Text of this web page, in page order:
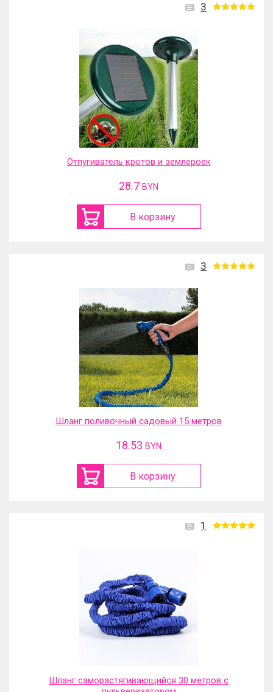
3
Отпугиватель кротов и землероек
28.7 BYN
В корзину
3
Шланг поливочный садовый 15 метров
18.53 BYN
В корзину
1
Шланг саморастягивающийся 30 метров с